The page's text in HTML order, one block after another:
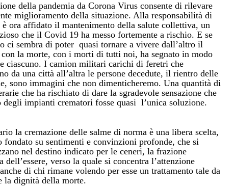
della pandemia da Corona Virus consente di rilevare
miglioramento della situazione. Alla responsabilità di
è ora affidato il mantenimento della salute collettiva, un
che il Covid 19 ha messo fortemente a rischio. E se
ci sembra di poter quasi tornare a vivere dall’altro il
la morte, con i morti di tutti noi, ha segnato in modo
ciascuno. I camion militari carichi di feretri che
da una città all’altra le persone decedute, il rientro delle
sono immagini che non dimenticheremo. Una quantità di
che ha rischiato di dare la sgradevole sensazione che
degli impianti crematori fosse quasi l’unica soluzione.
la cremazione delle salme di norma è una libera scelta,
fondato su sentimenti e convinzioni profonde, che si
nel destino indicato per le ceneri, la frazione
dell’essere, verso la quale si concentra l’attenzione
di chi rimane volendo per esse un trattamento tale da
la dignità della morte.